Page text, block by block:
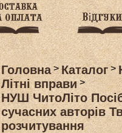
Головна > Каталог >
Літні вправи >
НУШ ЧитоЛіто
сучасних авторів
розчитування